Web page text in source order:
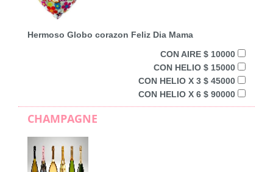
Hermoso Globo corazon Feliz Dia Mama
CON AIRE $ 10000
CON HELIO $ 15000
CON HELIO X 3 $ 45000
CON HELIO X 6 $ 90000
CHAMPAGNE